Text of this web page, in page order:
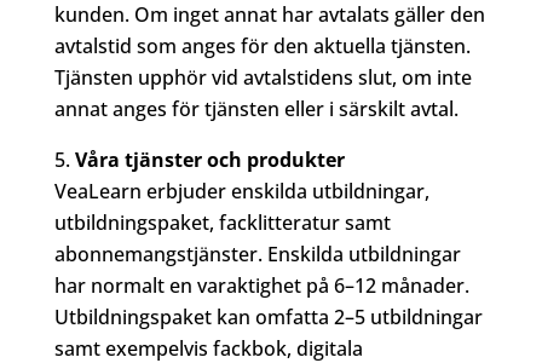
kunden. Om inget annat har avtalats gäller den
avtalstid som anges för den aktuella tjänsten.
Tjänsten upphör vid avtalstidens slut, om inte
annat anges för tjänsten eller i särskilt avtal.
Våra tjänster och produkter
VeaLearn erbjuder enskilda utbildningar,
utbildningspaket, facklitteratur samt
abonnemangstjänster. Enskilda utbildningar
har normalt en varaktighet på 6–12 månader.
Utbildningspaket kan omfatta 2–5 utbildningar
samt exempelvis fackbok, digitala